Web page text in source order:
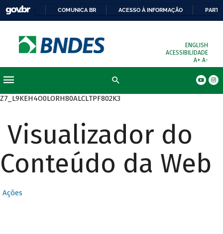
COMUNICA BR ACESSO À INFORMAÇÃO
ENGLISH
ACESSIBILIDADE
A+ A-
Z7_L9KEH4O0LORH80ALCLTPF802K3
Visualizador do
Conteúdo da Web
Ações